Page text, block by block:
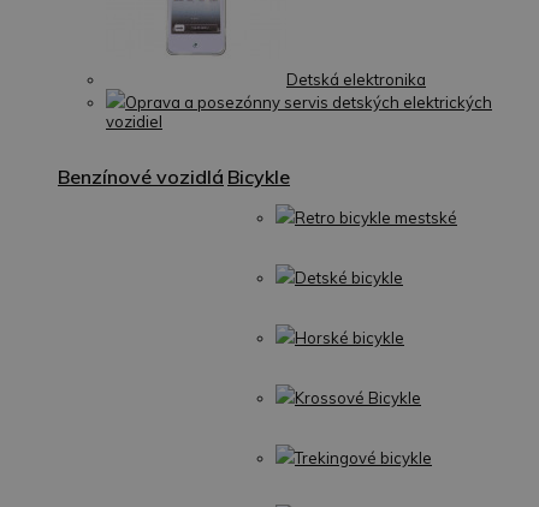
Detská elektronika
Oprava a posezónny servis detských elektrických
vozidiel
Benzínové vozidlá Bicykle
Retro bicykle mestské
Detské bicykle
Horské bicykle
Krossové Bicykle
Trekingové bicykle